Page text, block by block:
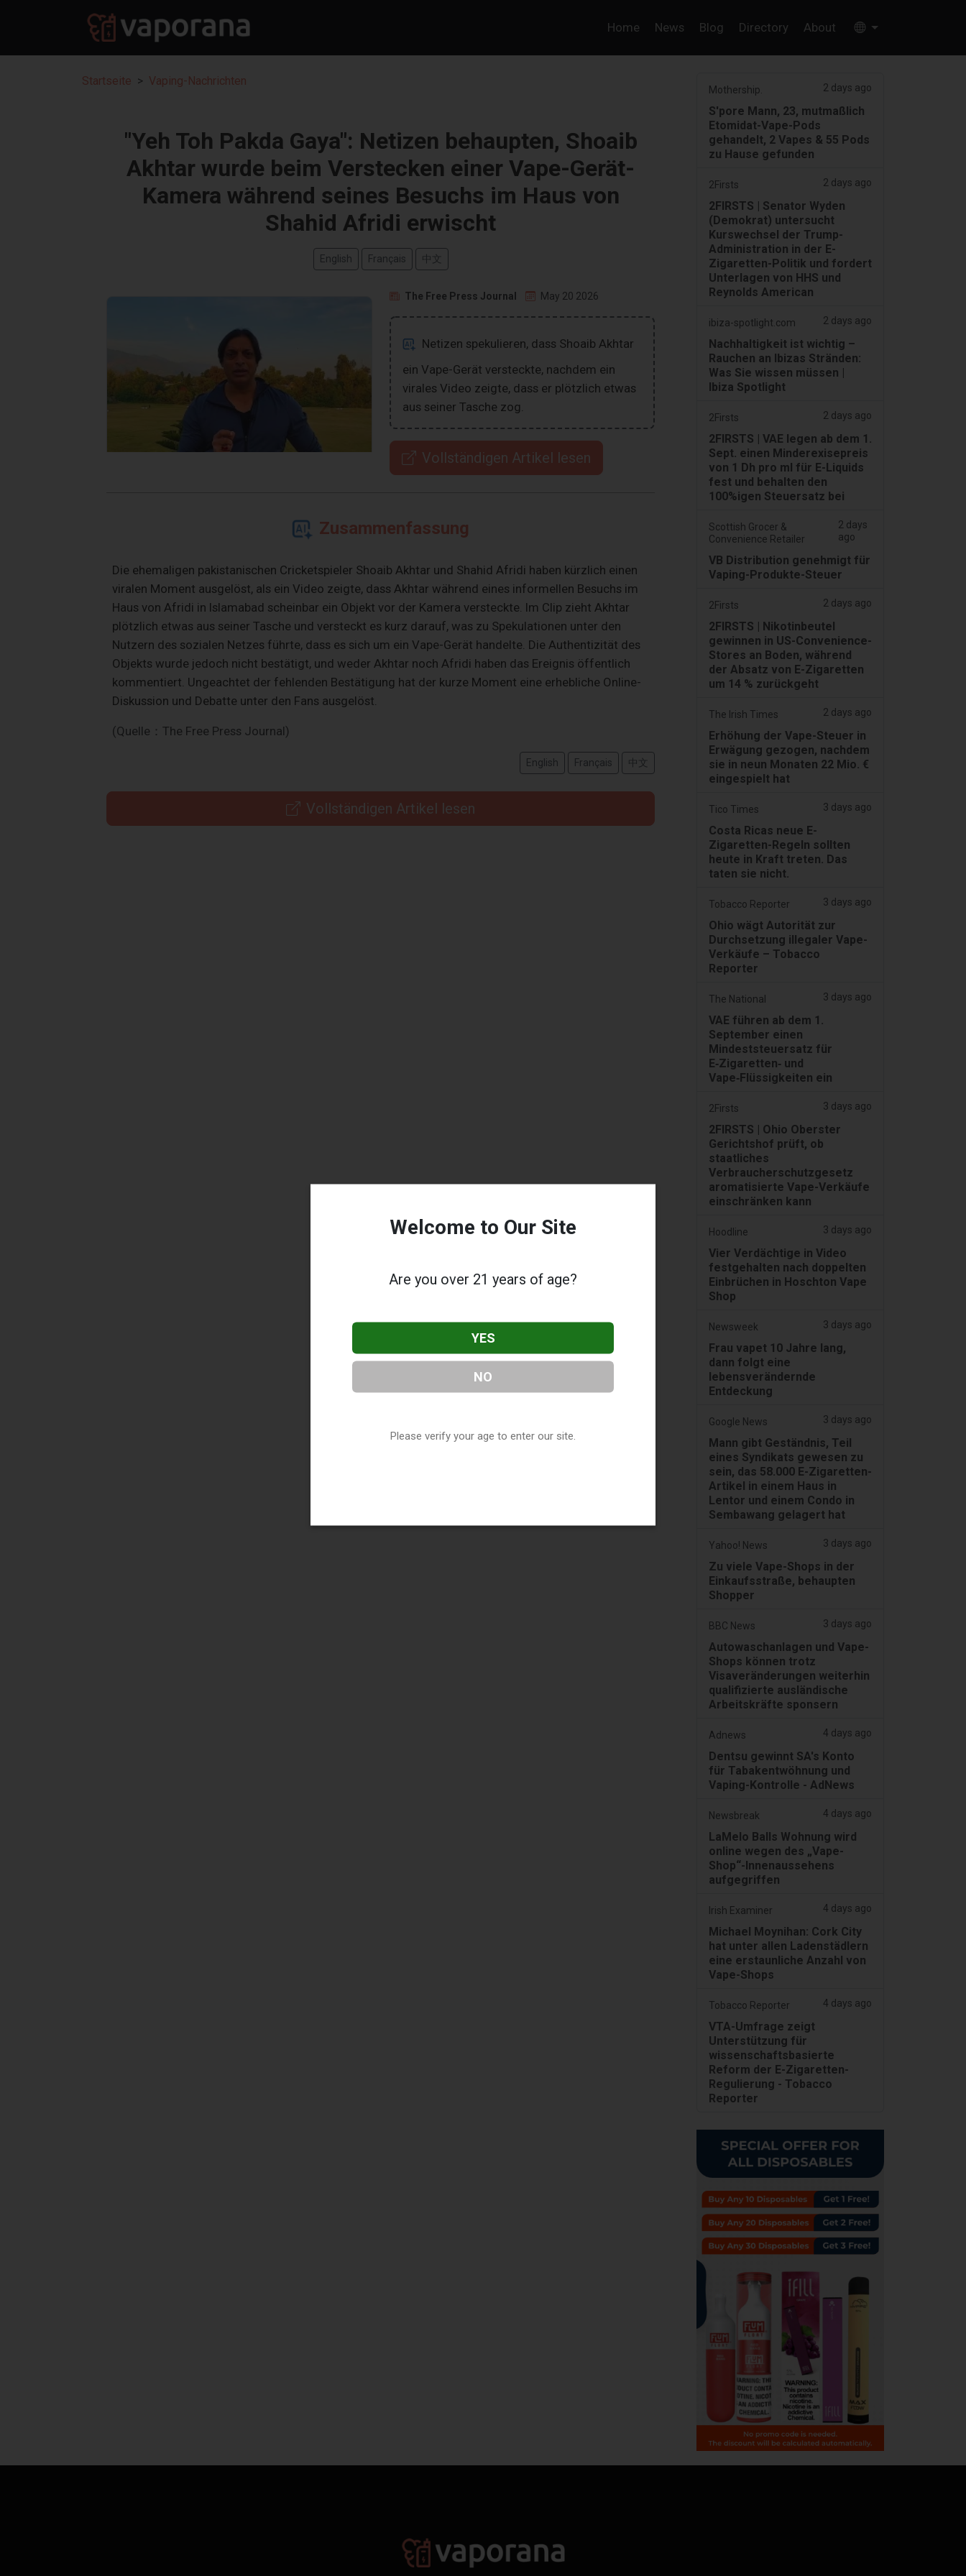
Home News Blog Directory About
Startseite Vaping-Nachrichten
"Yeh Toh Pakda Gaya": Netizen behaupten, Shoaib
Akhtar wurde beim Verstecken einer Vape-Gerät-
Kamera während seines Besuchs im Haus von
Shahid Afridi erwischt
English Français 中文
The Free Press Journal May 20 2026
Netizen spekulieren, dass Shoaib Akhtar
ein Vape-Gerät versteckte, nachdem ein
virales Video zeigte, dass er plötzlich etwas
aus seiner Tasche zog.
Vollständigen Artikel lesen
Zusammenfassung
Die ehemaligen pakistanischen Cricketspieler Shoaib Akhtar und Shahid Afridi haben kürzlich einen
viralen Moment ausgelöst, als ein Video zeigte, dass Akhtar während eines informellen Besuchs im
Haus von Afridi in Islamabad scheinbar ein Objekt vor der Kamera versteckte. Im Clip zieht Akhtar
plötzlich etwas aus seiner Tasche und versteckt es kurz darauf, was zu Spekulationen unter den
Nutzern des sozialen Netzes führte, dass es sich um ein Vape-Gerät handelte. Die Authentizität des
Objekts wurde jedoch nicht bestätigt, und weder Akhtar noch Afridi haben das Ereignis öffentlich
kommentiert. Ungeachtet der fehlenden Bestätigung hat der kurze Moment eine erhebliche Online-
Diskussion und Debatte unter den Fans ausgelöst.
(Quelle：The Free Press Journal)
English Français 中文
Vollständigen Artikel lesen
Mothership. 2 days ago
S'pore Mann, 23, mutmaßlich
Etomidat-Vape-Pods
gehandelt, 2 Vapes & 55 Pods
zu Hause gefunden
2Firsts 2 days ago
2FIRSTS | Senator Wyden
(Demokrat) untersucht
Kurswechsel der Trump-
Administration in der E-
Zigaretten-Politik und fordert
Unterlagen von HHS und
Reynolds American
ibiza-spotlight.com 2 days ago
Nachhaltigkeit ist wichtig –
Rauchen an Ibizas Stränden:
Was Sie wissen müssen |
Ibiza Spotlight
2Firsts 2 days ago
2FIRSTS | VAE legen ab dem 1.
Sept. einen Minderexisepreis
von 1 Dh pro ml für E-Liquids
fest und behalten den
100%igen Steuersatz bei
Scottish Grocer &
Convenience Retailer
2 days
ago
VB Distribution genehmigt für
Vaping-Produkte-Steuer
2Firsts 2 days ago
2FIRSTS | Nikotinbeutel
gewinnen in US-Convenience-
Stores an Boden, während
der Absatz von E-Zigaretten
um 14 % zurückgeht
The Irish Times 2 days ago
Erhöhung der Vape-Steuer in
Erwägung gezogen, nachdem
sie in neun Monaten 22 Mio. €
eingespielt hat
Tico Times 3 days ago
Costa Ricas neue E-
Zigaretten-Regeln sollten
heute in Kraft treten. Das
taten sie nicht.
Tobacco Reporter 3 days ago
Ohio wägt Autorität zur
Durchsetzung illegaler Vape-
Verkäufe – Tobacco
Reporter
The National 3 days ago
VAE führen ab dem 1.
September einen
Mindeststeuersatz für
E‑Zigaretten‑ und
Vape‑Flüssigkeiten ein
2Firsts 3 days ago
2FIRSTS | Ohio Oberster
Gerichtshof prüft, ob
staatliches
Verbraucherschutzgesetz
aromatisierte Vape-Verkäufe
einschränken kann
Hoodline 3 days ago
Vier Verdächtige in Video
festgehalten nach doppelten
Einbrüchen in Hoschton Vape
Shop
Newsweek 3 days ago
Frau vapet 10 Jahre lang,
dann folgt eine
lebensverändernde
Entdeckung
Google News 3 days ago
Mann gibt Geständnis, Teil
eines Syndikats gewesen zu
sein, das 58.000 E-Zigaretten-
Artikel in einem Haus in
Lentor und einem Condo in
Sembawang gelagert hat
Yahoo! News 3 days ago
Zu viele Vape-Shops in der
Einkaufsstraße, behaupten
Shopper
BBC News 3 days ago
Autowaschanlagen und Vape-
Shops können trotz
Visaveränderungen weiterhin
qualifizierte ausländische
Arbeitskräfte sponsern
Adnews 4 days ago
Dentsu gewinnt SA's Konto
für Tabakentwöhnung und
Vaping-Kontrolle - AdNews
Newsbreak 4 days ago
LaMelo Balls Wohnung wird
online wegen des „Vape-
Shop“-Innenaussehens
aufgegriffen
Irish Examiner 4 days ago
Michael Moynihan: Cork City
hat unter allen Ladenstädlern
eine erstaunliche Anzahl von
Vape-Shops
Tobacco Reporter 4 days ago
VTA-Umfrage zeigt
Unterstützung für
wissenschaftsbasierte
Reform der E-Zigaretten-
Regulierung - Tobacco
Reporter
Welcome to Our Site
Are you over 21 years of age?
YES
NO
Please verify your age to enter our site.